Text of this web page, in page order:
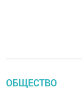
ОБЩЕСТВО